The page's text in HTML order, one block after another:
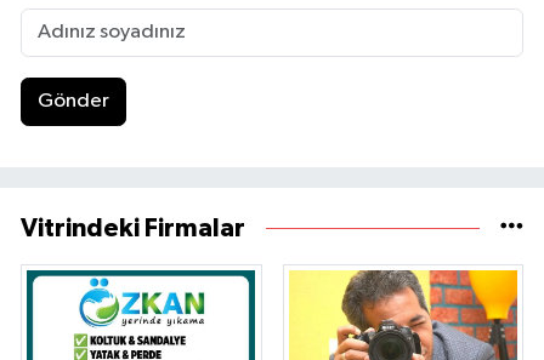
Gönder
Vitrindeki Firmalar